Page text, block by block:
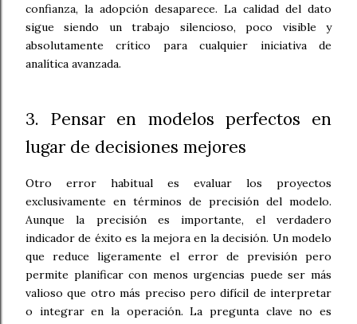
confianza, la adopción desaparece. La calidad del dato
sigue siendo un trabajo silencioso, poco visible y
absolutamente crítico para cualquier iniciativa de
analítica avanzada.
3. Pensar en modelos perfectos en
lugar de decisiones mejores
Otro error habitual es evaluar los proyectos
exclusivamente en términos de precisión del modelo.
Aunque la precisión es importante, el verdadero
indicador de éxito es la mejora en la decisión. Un modelo
que reduce ligeramente el error de previsión pero
permite planificar con menos urgencias puede ser más
valioso que otro más preciso pero difícil de interpretar
o integrar en la operación. La pregunta clave no es